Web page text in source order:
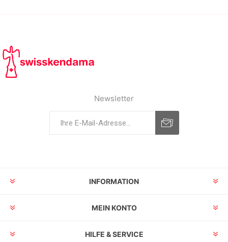
Newsletter
INFORMATION
MEIN KONTO
HILFE & SERVICE